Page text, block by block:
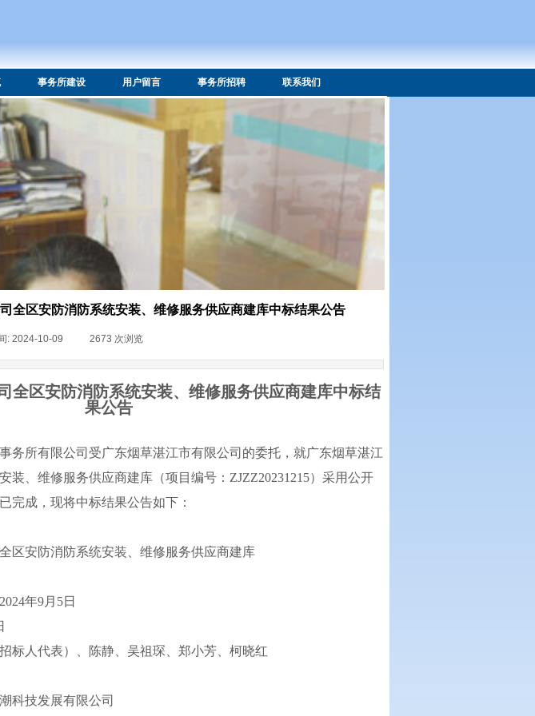
事务所建设 用户留言 事务所招聘 联系我们
全区安防消防系统安装、维修服务供应商建库中标结果公告
: 2024-10-09 2673 次浏览
全区安防消防系统安装、维修服务供应商建库中标结
果公告
务所有限公司受广东烟草湛江市有限公司 的委托，就广东烟草湛江
装、维修服务供应商建库 （项目编号： ZJZZ20231215）采用公开
完成，现将中标结果公告如下：
区安防消防系统安装、维修服务供应商建库
2024年9月 5日
标人代表）、陈静、吴祖琛、郑小芳、柯晓红
科技发展有限公司